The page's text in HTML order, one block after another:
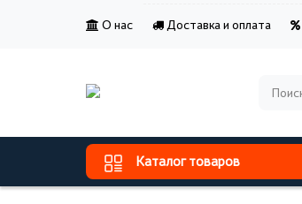
О нас Доставка и оплата
Каталог товаров